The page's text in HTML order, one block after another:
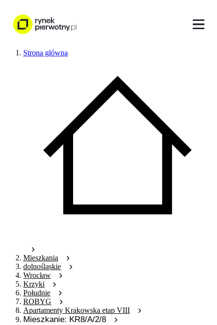
Strona główna
Mieszkania
dolnośląskie
Wrocław
Krzyki
Południe
ROBYG
Apartamenty Krakowska etap VIII
Mieszkanie: KR8/A/2/8